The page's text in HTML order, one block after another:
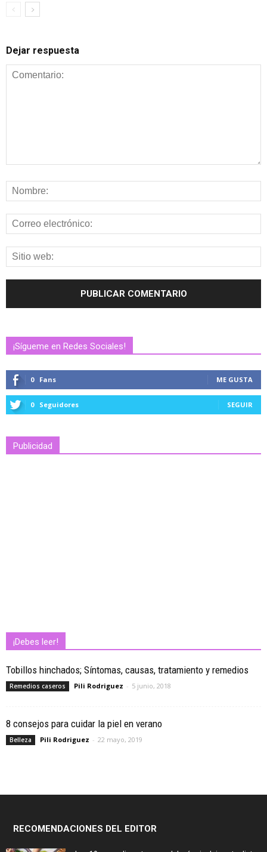
Dejar respuesta
¡Sígueme en Redes Sociales!
0 Fans ME GUSTA
0 Seguidores SEGUIR
Publicidad
¡Debes leer!
Tobillos hinchados; Síntomas, causas, tratamiento y remedios
Remedios caseros Pili Rodriguez - 5 junio, 2018
8 consejos para cuidar la piel en verano
Belleza Pili Rodriguez - 22 mayo, 2019
RECOMENDACIONES DEL EDITOR